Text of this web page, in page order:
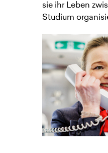
sie ihr Leben
Studium